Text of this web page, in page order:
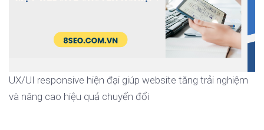
UX/UI responsive hiện đại giúp website tăng trải nghiệm
và nâng cao hiệu quả chuyển đổi